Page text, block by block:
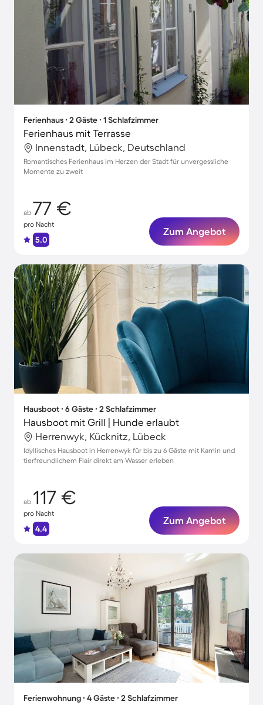
Ferienhaus ∙ 2 Gäste ∙ 1 Schlafzimmer
Ferienhaus mit Terrasse
Innenstadt, Lübeck, Deutschland
Romantisches Ferienhaus im Herzen der Stadt für unvergessliche
Momente zu zweit
ab 77 €
pro Nacht
5.0
Zum Angebot
Hausboot ∙ 6 Gäste ∙ 2 Schlafzimmer
Hausboot mit Grill | Hunde erlaubt
Herrenwyk, Kücknitz, Lübeck
Idyllisches Hausboot in Herrenwyk für bis zu 6 Gäste mit Kamin und
tierfreundlichem Flair direkt am Wasser erleben
ab 117 €
pro Nacht
4.4
Zum Angebot
Ferienwohnung ∙ 4 Gäste ∙ 2 Schlafzimmer